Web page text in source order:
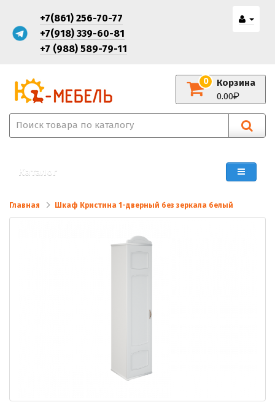
+7(861) 256-70-77
+7(918) 339-60-81
+7 (988) 589-79-11
Корзина
0
0.00
Каталог
Главная Шкаф Кристина 1-дверный без зеркала белый